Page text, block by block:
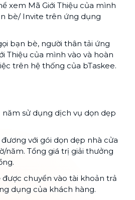
xem Mã Giới Thiệu của mình
bè/ Invite trên ứng dụng
bạn bè, người thân tải ứng
Thiệu của mình vào và hoàn
trên hệ thống của bTaskee.
năm sử dụng dịch vụ dọn dẹp
với gói dọn dẹp nhà cửa
năm. Tổng giá trị giải thưởng
được chuyển vào tài khoản trả
dụng của khách hàng.